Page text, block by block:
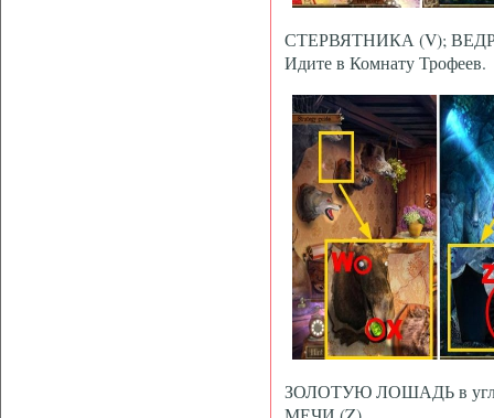
СТЕРВЯТНИКА (V); ВЕДРО
Идите в Комнату Трофеев.
ЗОЛОТУЮ ЛОШАДЬ в